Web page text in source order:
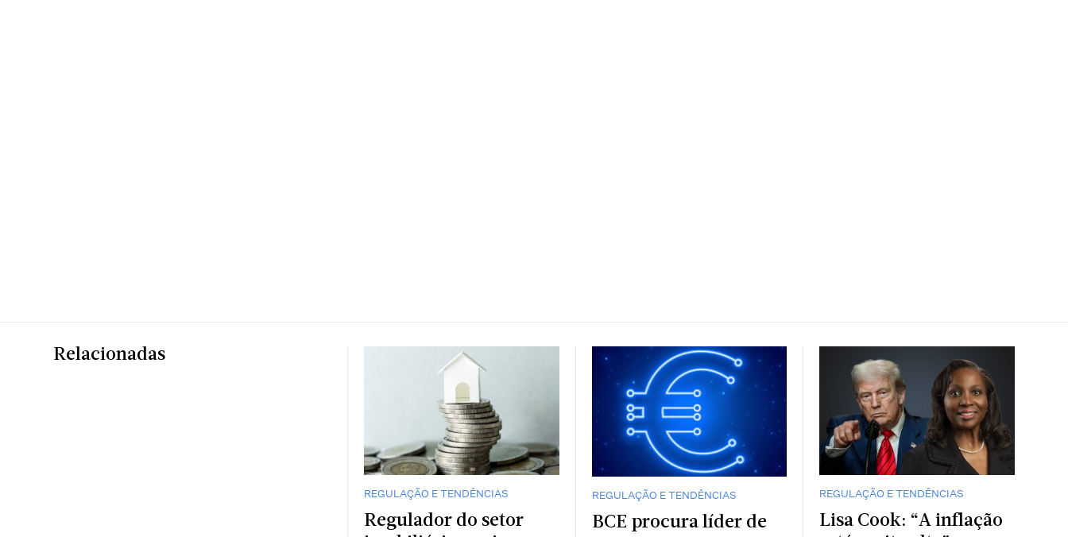
Relacionadas
REGULAÇÃO E TENDÊNCIAS
Regulador do setor
REGULAÇÃO E TENDÊNCIAS
BCE procura líder de
REGULAÇÃO E TENDÊNCIAS
Lisa Cook: “A inflação